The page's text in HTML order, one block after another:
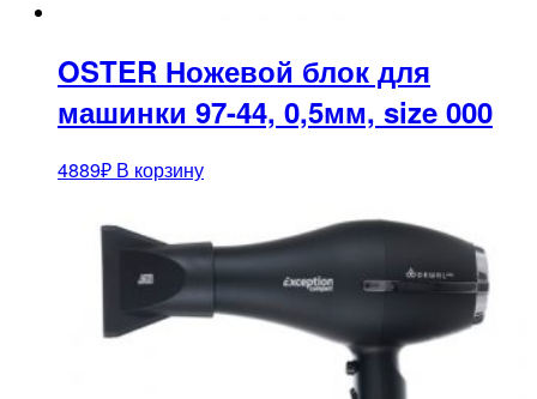
OSTER Ножевой блок для
машинки 97-44, 0,5мм, size 000
4889₽ В корзину